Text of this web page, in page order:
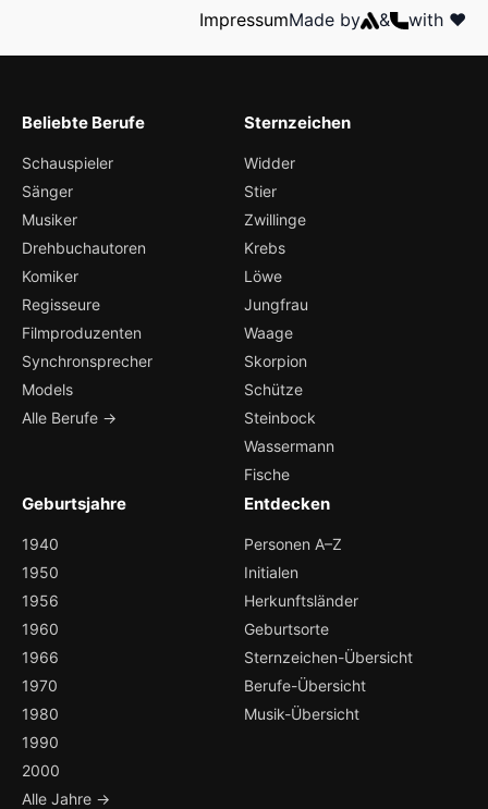
ImpressumMade by & with ❤️
Beliebte Berufe
Schauspieler
Sänger
Musiker
Drehbuchautoren
Komiker
Regisseure
Filmproduzenten
Synchronsprecher
Models
Alle Berufe →
Sternzeichen
Widder
Stier
Zwillinge
Krebs
Löwe
Jungfrau
Waage
Skorpion
Schütze
Steinbock
Wassermann
Fische
Geburtsjahre
1940
1950
1956
1960
1966
1970
1980
1990
2000
Alle Jahre →
Entdecken
Personen A–Z
Initialen
Herkunftsländer
Geburtsorte
Sternzeichen-Übersicht
Berufe-Übersicht
Musik-Übersicht